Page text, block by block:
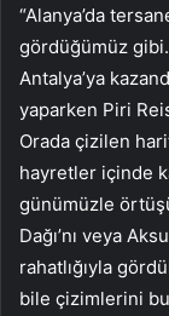
“Alanya’da
gördüğümüz
Antalya’ya
yaparken Piri
Orada çizilen
hayretler içinde
günümüzle
Dağı’nı veya
rahatlığıyla
bile çizimlerini